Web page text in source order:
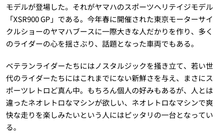
モデルが登場した。それがヤマハのスポーツヘリテイジモデル
「XSR900 GP」である。今年春に開催された東京モーターサイ
クルショーのヤマハブースに一際大きな人だかりを作り、多く
のライダーの心を揺さぶり、話題となった車両でもある。
ベテランライダーたちにはノスタルジックを掻き立て、若い世
代のライダーたちにはこれまでにない新鮮さを与え、まさにス
ポーツレトロど真ん中。もちろん個人の好みもあるが、人とは
違ったネオレトロなマシンが欲しい、ネオレトロなマシンで爽
快な走りを楽しみたいという人にはピッタリの一台となってい
る。